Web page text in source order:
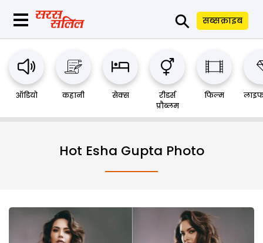
⚲ सब्सक्राइब
ऑडियो कहानी सेक्स
रीडर्स
प्रौब्लम
फिल्म
Hot Esha Gupta Photo